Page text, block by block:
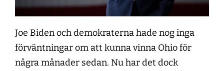
Joe Biden och demokraterna hade nog inga
förväntningar om att kunna vinna Ohio för
några månader sedan. Nu har det dock